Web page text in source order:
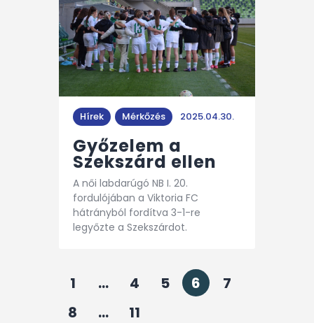
Hírek Mérkőzés 2025.04.30.
Győzelem a
Szekszárd ellen
A női labdarúgó NB I. 20.
fordulójában a Viktoria FC
hátrányból fordítva 3-1-re
legyőzte a Szekszárdot.
1 … 4 5 6
7
8
… 11